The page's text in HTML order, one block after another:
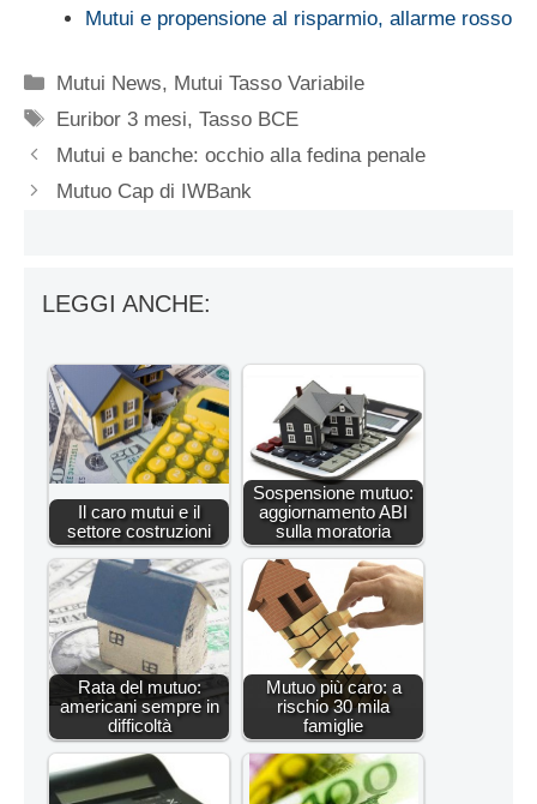
Mutui e propensione al risparmio, allarme rosso
Categorie
Mutui News, Mutui Tasso Variabile
Tag
Euribor 3 mesi,Tasso BCE
Mutui e banche: occhio alla fedina penale
Mutuo Cap di IWBank
LEGGI ANCHE:
Il caro mutui e il
settore costruzioni
Sospensione mutuo:
aggiornamento ABI
sulla moratoria
Rata del mutuo:
americani sempre in
difficoltà
Mutuo più caro: a
rischio 30 mila
famiglie